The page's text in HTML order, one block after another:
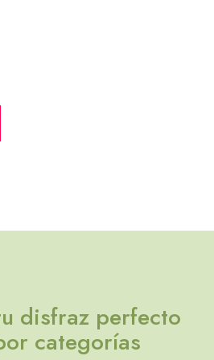
disfraz perfecto
categorías